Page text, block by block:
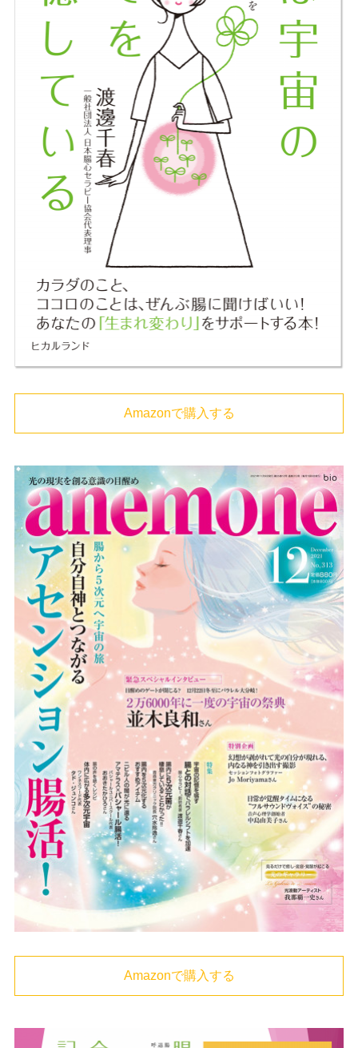
Amazonで購入する
Amazonで購入する